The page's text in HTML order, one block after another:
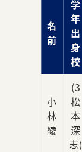
名
前
学
年
出
身
校
小
林
綾
(3
松
本
深
志)